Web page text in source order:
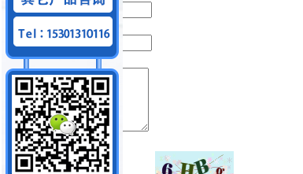
电子邮箱：
*留言内容：
验证码：